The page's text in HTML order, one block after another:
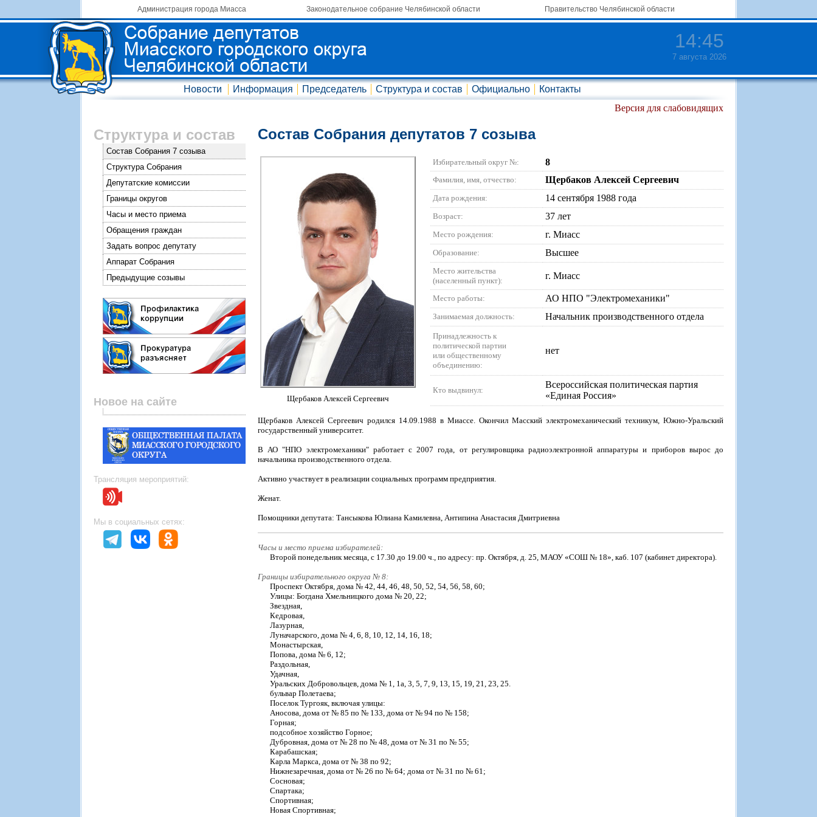
Администрация города Миасса Законодательное собрание Челябинской области Правительство Челябинской области
14:45
7 августа 2026
Новости Информация Председатель Структура и состав Официально
Контакты
Версия для слабовидящих
Структура и состав
Состав Собрания 7 созыва
Структура Собрания
Депутатские комиссии
Границы округов
Часы и место приема
Обращения граждан
Задать вопрос депутату
Аппарат Собрания
Предыдущие созывы
Новое на сайте
Трансляция мероприятий:
Мы в социальных сетях:
Состав Собрания депутатов 7 созыва
Щербаков Алексей Сергеевич
Избирательный округ №: 8
Фамилия, имя, отчество: Щербаков Алексей Сергеевич
Дата рождения: 14 сентября 1988 года
Возраст: 37 лет
Место рождения: г. Миасс
Образование: Высшее
Место жительства
(населенный пункт):
г. Миасс
Место работы: АО НПО "Электромеханики"
Занимаемая должность: Начальник производственного отдела
Принадлежность к
политической партии
или общественному
объединению:
нет
Кто выдвинул:
Всероссийская политическая партия
«Единая Россия»
Щербаков Алексей Сергеевич родился 14.09.1988 в Миассе. Окончил Масский электромеханический техникум, Южно-Уральский
государственный университет.
В АО "НПО электромеханики" работает с 2007 года, от регулировщика радиоэлектронной аппаратуры и приборов вырос до
начальника производственного отдела.
Активно участвует в реализации социальных программ предприятия.
Женат.
Помощники депутата: Тансыкова Юлиана Камилевна, Антипина Анастасия Дмитриевна
Часы и место приема избирателей:
Второй понедельник месяца, с 17.30 до 19.00 ч., по адресу: пр. Октября, д. 25, МАОУ «СОШ № 18», каб. 107 (кабинет директора).
Границы избирательного округа № 8:
Проспект Октября, дома № 42, 44, 46, 48, 50, 52, 54, 56, 58, 60;
Улицы: Богдана Хмельницкого дома № 20, 22;
Звездная,
Кедровая,
Лазурная,
Луначарского, дома № 4, 6, 8, 10, 12, 14, 16, 18;
Монастырская,
Попова, дома № 6, 12;
Раздольная,
Удачная,
Уральских Добровольцев, дома № 1, 1а, 3, 5, 7, 9, 13, 15, 19, 21, 23, 25.
бульвар Полетаева;
Поселок Тургояк, включая улицы:
Аносова, дома от № 85 по № 133, дома от № 94 по № 158;
Горная;
подсобное хозяйство Горное;
Дубровная, дома от № 28 по № 48, дома от № 31 по № 55;
Карабашская;
Карла Маркса, дома от № 38 по 92;
Нижнезаречная, дома от № 26 по № 64; дома от № 31 по № 61;
Сосновая;
Спартака;
Спортивная;
Новая Спортивная;